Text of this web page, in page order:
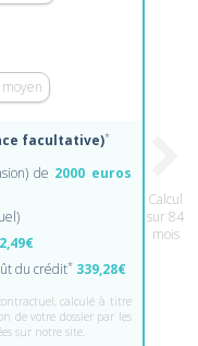
facultative)*
de 2000 euros
du crédit* 339,28€
calculé à titre
de votre dossier par les
sur notre site.
Calcul
sur 84
mois